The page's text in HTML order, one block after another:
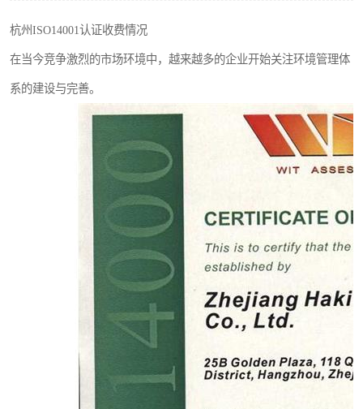
杭州ISO14001认证收费情况
在当今竞争激烈的市场环境中，越来越多的企业开始关注环境管理体
系的建设与完善。